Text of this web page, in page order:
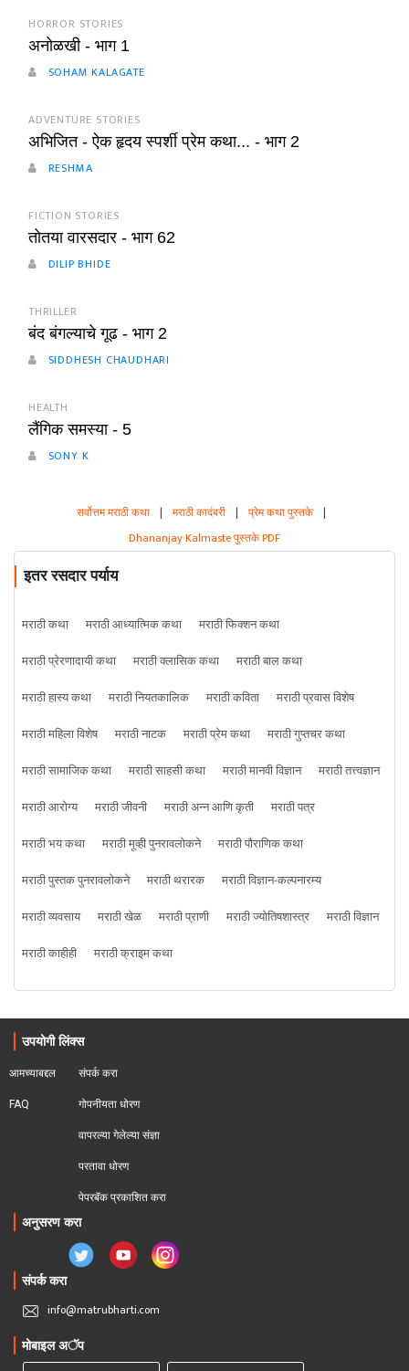
HORROR STORIES
अनोळखी - भाग 1
SOHAM KALAGATE
ADVENTURE STORIES
अभिजित - ऐक हृदय स्पर्शी प्रेम कथा... - भाग 2
RESHMA
FICTION STORIES
तोतया वारसदार - भाग 62
DILIP BHIDE
THRILLER
बंद बंगल्याचे गूढ - भाग 2
SIDDHESH CHAUDHARI
HEALTH
लैंगिक समस्या - 5
SONY K
सर्वोत्तम मराठी कथा | मराठी कादंबरी | प्रेम कथा पुस्तके |
Dhananjay Kalmaste पुस्तके PDF
इतर रसदार पर्याय
मराठी कथा मराठी आध्यात्मिक कथा
मराठी फिक्शन कथा
मराठी प्रेरणादायी कथा
मराठी क्लासिक कथा
मराठी बाल कथा
मराठी हास्य कथा
मराठी नियतकालिक मराठी कविता
मराठी प्रवास विशेष
मराठी महिला विशेष
मराठी नाटक मराठी प्रेम कथा
मराठी गुप्तचर कथा
मराठी सामाजिक कथा
मराठी साहसी कथा मराठी मानवी विज्ञान
मराठी तत्त्वज्ञान
मराठी आरोग्य
मराठी जीवनी मराठी अन्न आणि कृती
मराठी पत्र
मराठी भय कथा
मराठी मूव्ही पुनरावलोकने
मराठी पौराणिक कथा
मराठी पुस्तक पुनरावलोकने
मराठी थरारक
मराठी विज्ञान-कल्पनारम्य
मराठी व्यवसाय
मराठी खेळ मराठी प्राणी मराठी ज्योतिषशास्त्र
मराठी विज्ञान
मराठी काहीही
मराठी क्राइम कथा
उपयोगी लिंक्स
आमच्याबद्दल
FAQ
संपर्क करा
गोपनीयता धोरण
वापरल्या गेलेल्या संज्ञा
परतावा धोरण
पेपरबॅक प्रकाशित करा
अनुसरण करा
संपर्क करा
info@matrubharti.com
मोबाइल अॅप